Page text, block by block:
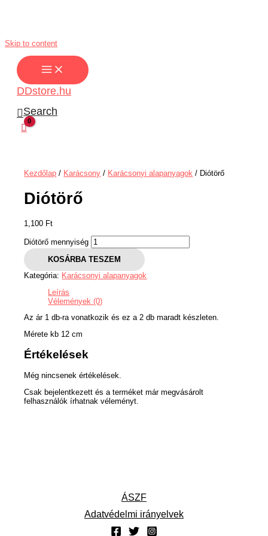
Skip to content
DDstore.hu
Search
Kezdőlap / Karácsony / Karácsonyi alapanyagok / Diótörő
Diótörő
1,100 Ft
Diótörő mennyiség
KOSÁRBA TESZEM
Kategória: Karácsonyi alapanyagok
Leírás
Vélemények (0)
Az ár 1 db-ra vonatkozik és ez a 2 db maradt készleten.
Mérete kb 12 cm
Értékelések
Még nincsenek értékelések.
Csak bejelentkezett és a terméket már megvásárolt
felhasználók írhatnak véleményt.
ÁSZF
Adatvédelmi irányelvek